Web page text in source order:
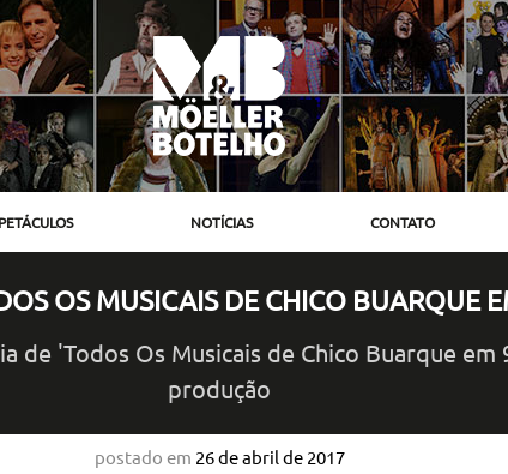
NOTÍCIAS CONTATO
OS MUSICAIS DE CHICO BUARQUE
'Todos Os Musicais de Chico Buarque
produção
postado em 26 de abril de 2017